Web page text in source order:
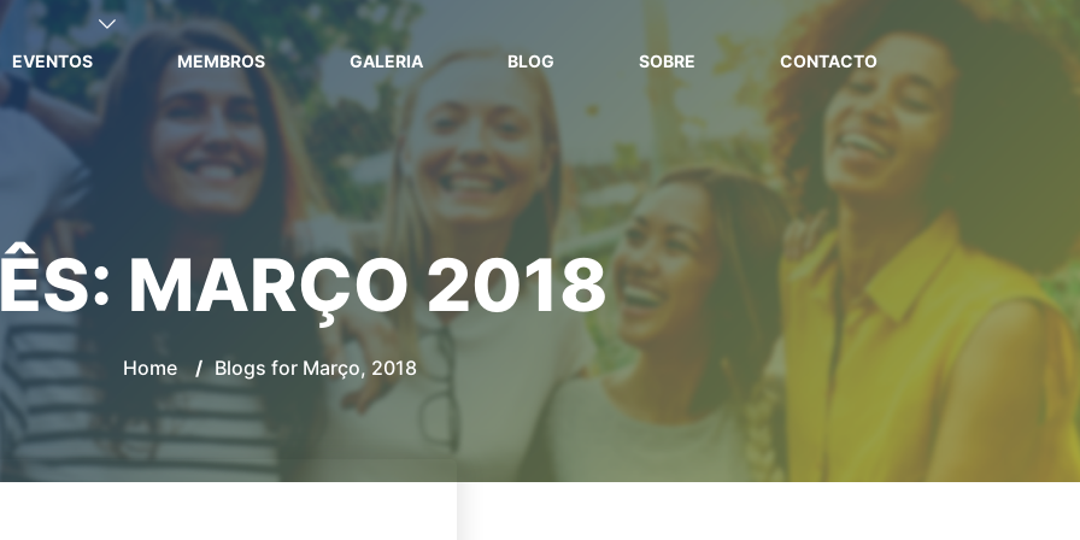
EVENTOS MEMBROS GALERIA BLOG SOBRE CONTACTO
MARÇO 2018
Home / Blogs for Março, 2018